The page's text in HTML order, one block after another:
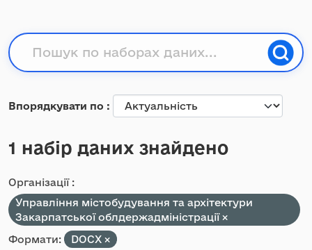
Впорядкувати по
1 набір даних знайдено
Організації :
Управління містобудування та архітектури
Закарпатської облдержадміністрації
Формати:
DOCX